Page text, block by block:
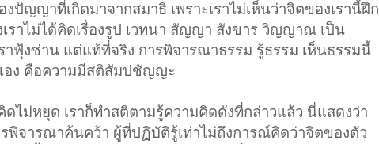
ปัญญาที่เกิดมาจากสมาธิ เพราะเราไม่เห็นว่าจิตของเรานี้ฝึก
ราไม่ได้คิดเรื่องรูป เวทนา สัญญา สังขาร วิญญาณ เป็น
ฟุ้งซ่าน แต่แท้ที่จริง การพิจารณาธรรม รู้ธรรม เห็นธรรมนี้
อง คือความมีสติสัมปชัญญะ
ไม่หยุด เราก็ทำสติตามรู้ความคิดดังที่กล่าวแล้ว นี่แสดงว่า
พิจารณาค้นคว้า ผู้ที่ปฏิบัติรู้เท่าไม่ถึงการณ์คิดว่าจิตของตัว